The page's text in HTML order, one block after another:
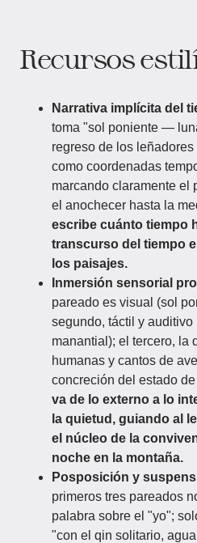
Recursos
Narrativa implícita del
toma "sol poniente —
regreso de los
como coordenadas
marcando claramente el
el anochecer hasta la
escribe cuánto tiempo
transcurso del tiempo
los paisajes.
Inmersión sensorial
pareado es visual (sol
segundo, táctil y
manantial); el tercero, la
humanas y cantos de
concreción del estado
va de lo externo a lo
la quietud, guiando al
el núcleo de la
noche en la montaña.
Posposición y
primeros tres pareados
palabra sobre el "yo";
"con el qin solitario,